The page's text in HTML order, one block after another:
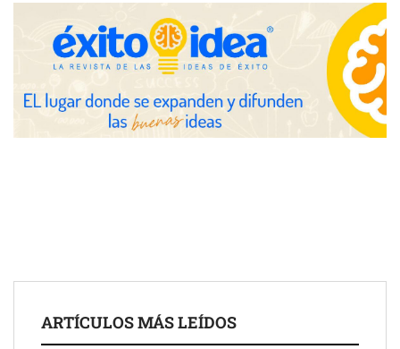
avanzadas para trading estratégico
COMPALISS de LYSOTRIC: cuando un solo producto multiplica
las posibilidades del salón profesional
ARTÍCULOS MÁS LEÍDOS